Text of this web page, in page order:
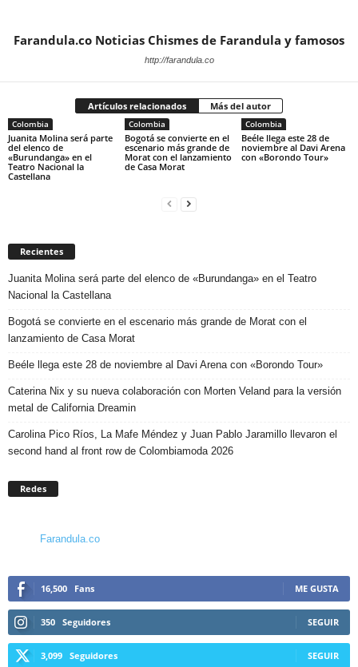
Farandula.co Noticias Chismes de Farandula y famosos
http://farandula.co
Artículos relacionados Más del autor
Colombia
Juanita Molina será parte
del elenco de
«Burundanga» en el
Teatro Nacional la
Castellana
Colombia
Bogotá se convierte en el
escenario más grande de
Morat con el lanzamiento
de Casa Morat
Colombia
Beéle llega este 28 de
noviembre al Davi Arena
con «Borondo Tour»
Recientes
Juanita Molina será parte del elenco de «Burundanga» en el Teatro
Nacional la Castellana
Bogotá se convierte en el escenario más grande de Morat con el
lanzamiento de Casa Morat
Beéle llega este 28 de noviembre al Davi Arena con «Borondo Tour»
Caterina Nix y su nueva colaboración con Morten Veland para la versión
metal de California Dreamin
Carolina Pico Ríos, La Mafe Méndez y Juan Pablo Jaramillo llevaron el
second hand al front row de Colombiamoda 2026
Redes
Farandula.co
16,500 Fans ME GUSTA
350 Seguidores SEGUIR
3,099 Seguidores SEGUIR